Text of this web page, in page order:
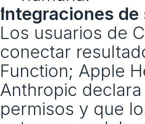
Integraciones
Los usuarios de
conectar
Function; Apple
Anthropic
permisos y que